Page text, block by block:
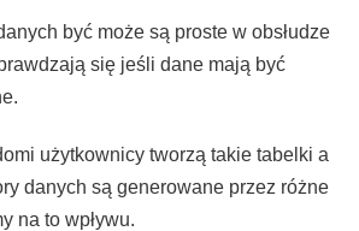
być może są proste w obsłudze
się jeśli dane mają być
użytkownicy tworzą takie tabelki a
danych są generowane przez różne
na to wpływu.